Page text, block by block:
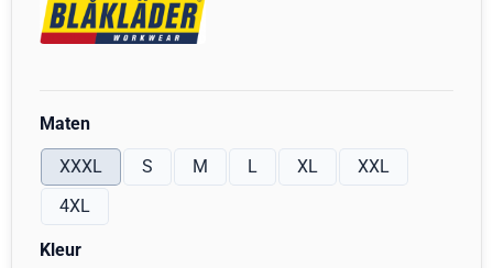
Maak een keuze voor
Maten
XXXL S M L XL
XXL
4XL
Maak een keuze voor
Kleur